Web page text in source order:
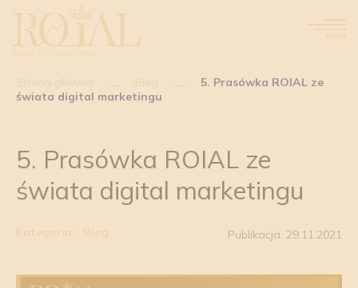
menu
5. Prasówka ROIAL ze
świata digital marketingu
5. Prasówka ROIAL ze
świata digital marketingu
Kategoria: Blog Publikacja: 29.11.2021